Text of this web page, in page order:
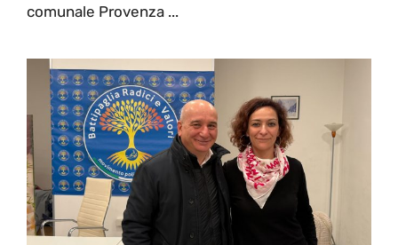
comunale Provenza ...